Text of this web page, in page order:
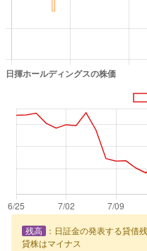
残高
：日証金の発表する貸借
貸株はマイナス